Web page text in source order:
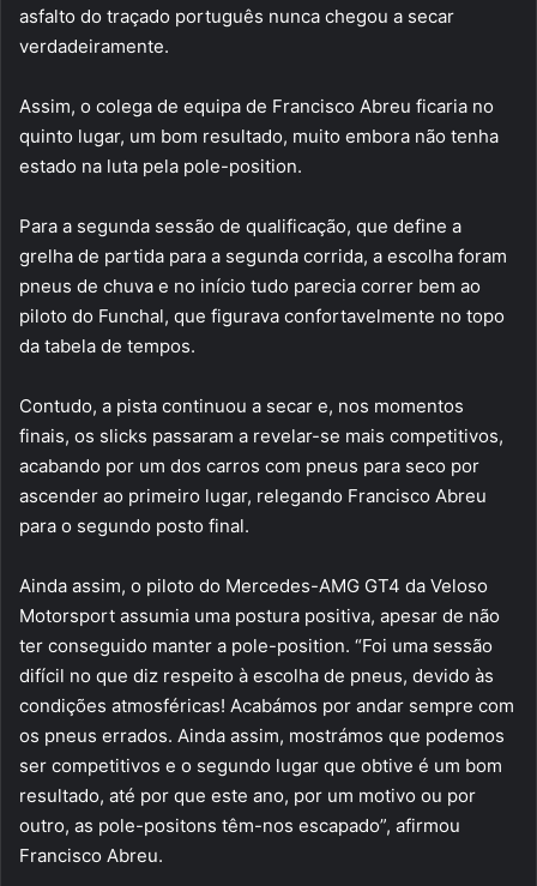
asfalto do traçado português nunca chegou a secar
verdadeiramente.
Assim, o colega de equipa de Francisco Abreu ficaria no
quinto lugar, um bom resultado, muito embora não tenha
estado na luta pela pole-position.
Para a segunda sessão de qualificação, que define a
grelha de partida para a segunda corrida, a escolha foram
pneus de chuva e no início tudo parecia correr bem ao
piloto do Funchal, que figurava confortavelmente no topo
da tabela de tempos.
Contudo, a pista continuou a secar e, nos momentos
finais, os slicks passaram a revelar-se mais competitivos,
acabando por um dos carros com pneus para seco por
ascender ao primeiro lugar, relegando Francisco Abreu
para o segundo posto final.
Ainda assim, o piloto do Mercedes-AMG GT4 da Veloso
Motorsport assumia uma postura positiva, apesar de não
ter conseguido manter a pole-position. “Foi uma sessão
difícil no que diz respeito à escolha de pneus, devido às
condições atmosféricas! Acabámos por andar sempre com
os pneus errados. Ainda assim, mostrámos que podemos
ser competitivos e o segundo lugar que obtive é um bom
resultado, até por que este ano, por um motivo ou por
outro, as pole-positons têm-nos escapado”, afirmou
Francisco Abreu.